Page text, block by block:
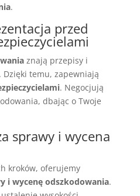
.
przed
znają przepisy i
temu, zapewniają
. Negocjują
dbając o Twoje
sprawy i wycena
kroków, oferujemy
i wycenę odszkodowania.